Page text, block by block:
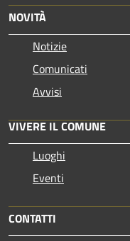
NOVITÀ
Notizie
Comunicati
Avvisi
VIVERE IL COMUNE
Luoghi
Eventi
CONTATTI